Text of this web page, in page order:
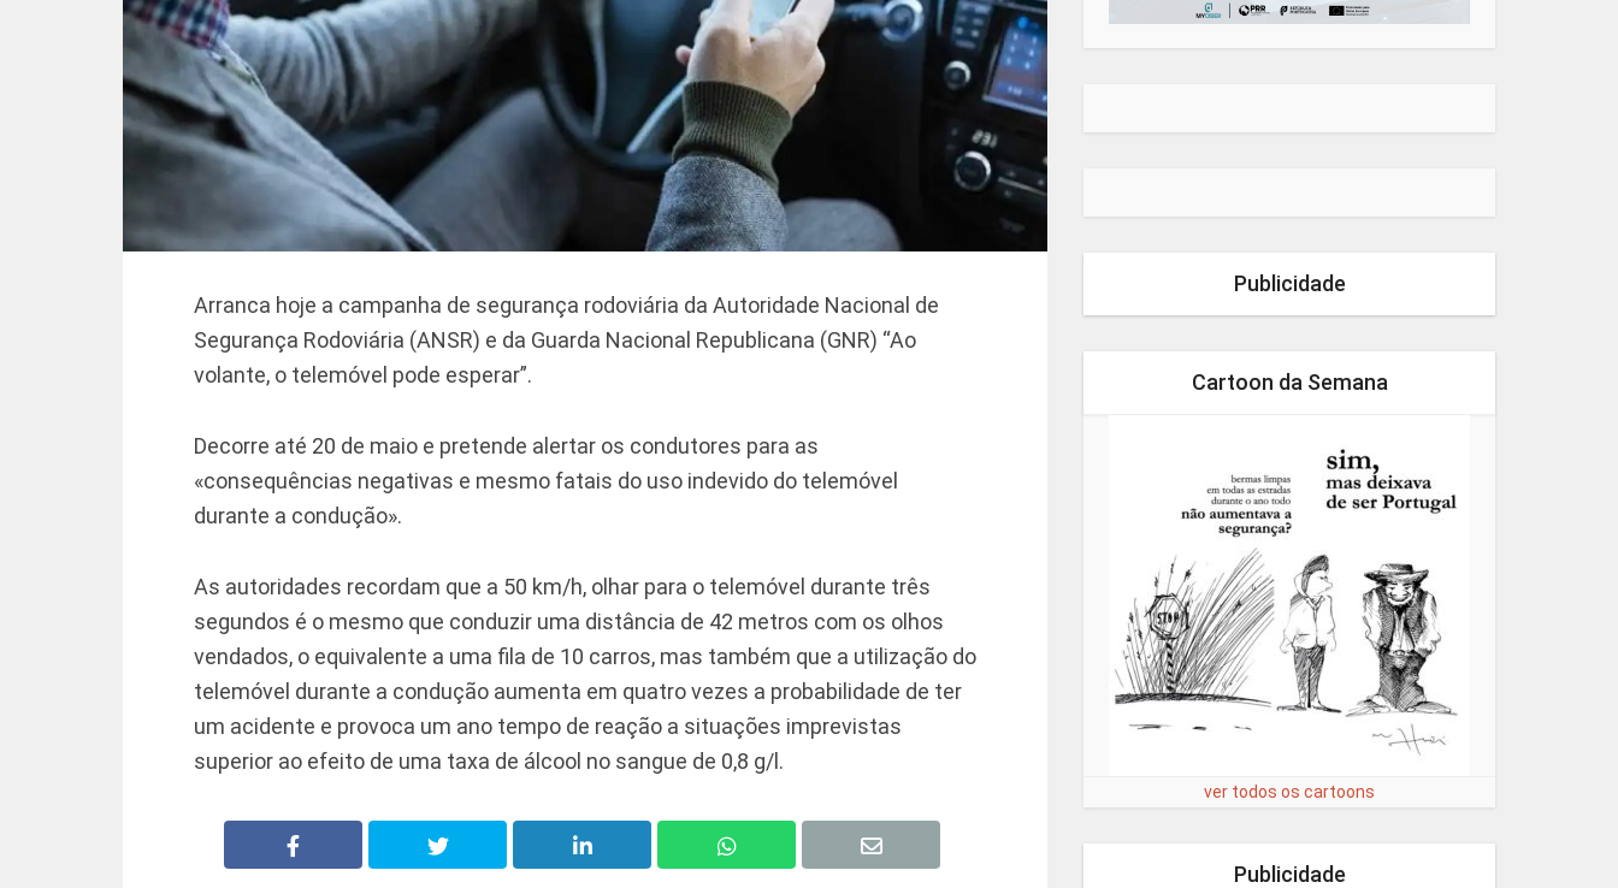
Arranca hoje a campanha de segurança rodoviária da Autoridade Nacional de
Segurança Rodoviária (ANSR) e da Guarda Nacional Republicana (GNR) “Ao
volante, o telemóvel pode esperar”.
Decorre até 20 de maio e pretende alertar os condutores para as
«consequências negativas e mesmo fatais do uso indevido do telemóvel
durante a condução».
As autoridades recordam que a 50 km/h, olhar para o telemóvel durante três
segundos é o mesmo que conduzir uma distância de 42 metros com os olhos
vendados, o equivalente a uma fila de 10 carros, mas também que a utilização do
telemóvel durante a condução aumenta em quatro vezes a probabilidade de ter
um acidente e provoca um ano tempo de reação a situações imprevistas
superior ao efeito de uma taxa de álcool no sangue de 0,8 g/l.
Publicidade
Cartoon da Semana
ver todos os cartoons
Publicidade